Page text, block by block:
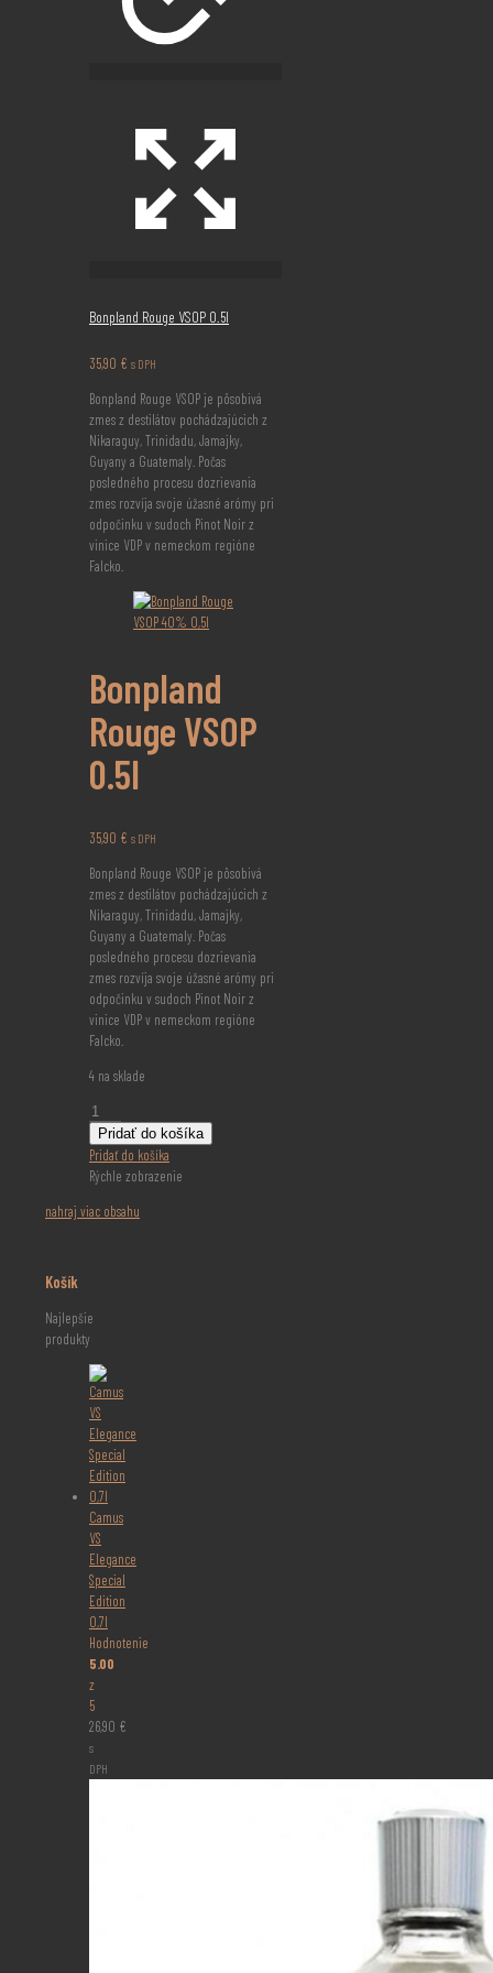
Bonpland Rouge VSOP 0.5l
35,90 € s DPH
Bonpland Rouge VSOP je pôsobivá
zmes z destilátov pochádzajúcich z
Nikaraguy, Trinidadu, Jamajky,
Guyany a Guatemaly. Počas
posledného procesu dozrievania
zmes rozvíja svoje úžasné arómy pri
odpočinku v sudoch Pinot Noir z
vinice VDP v nemeckom regióne
Falcko.
Bonpland
Rouge VSOP
0.5l
35,90 € s DPH
Bonpland Rouge VSOP je pôsobivá
zmes z destilátov pochádzajúcich z
Nikaraguy, Trinidadu, Jamajky,
Guyany a Guatemaly. Počas
posledného procesu dozrievania
zmes rozvíja svoje úžasné arómy pri
odpočinku v sudoch Pinot Noir z
vinice VDP v nemeckom regióne
Falcko.
4 na sklade
množstvo
Bonpland
Rouge
VSOP
Pridať do košíka
Pridať do košíka
Rýchle zobrazenie
nahraj viac obsahu
Košík
Najlepšie
produkty
Camus
VS
Elegance
Special
Edition
0,7l
Hodnotenie
5.00
z
5
26,90 €
s
DPH